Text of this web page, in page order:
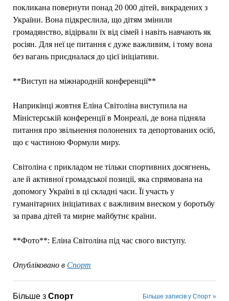
покликана повернути понад 20 000 дітей, викрадених з
України. Вона підкреслила, що дітям змінили
громадянство, відірвали їх від сімей і навіть навчають як
росіян. Для неї це питання є дуже важливим, і тому вона
без вагань приєдналася до цієї ініціативи.
**Виступ на міжнародній конференції**
Наприкінці жовтня Еліна Світоліна виступила на
Міністерській конференції в Монреалі, де вона підняла
питання про звільнення полонених та депортованих осіб,
що є частиною Формули миру.
Світоліна є прикладом не тільки спортивних досягнень,
але й активної громадської позиції, яка спрямована на
допомогу Україні в ці складні часи. Її участь у
гуманітарних ініціативах є важливим внеском у боротьбу
за права дітей та мирне майбутнє країни.
**Фото**: Еліна Світоліна під час свого виступу.
Опубліковано в Спорт
Більше з Спорт Більше записів у Спорт »